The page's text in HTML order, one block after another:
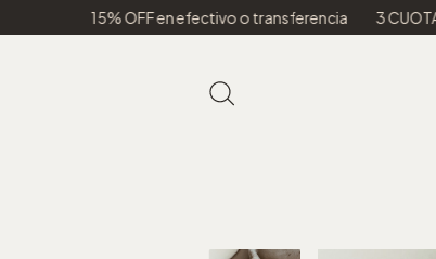
OFF en efectivo o transferencia 3 CUOTAS SIN INTERES